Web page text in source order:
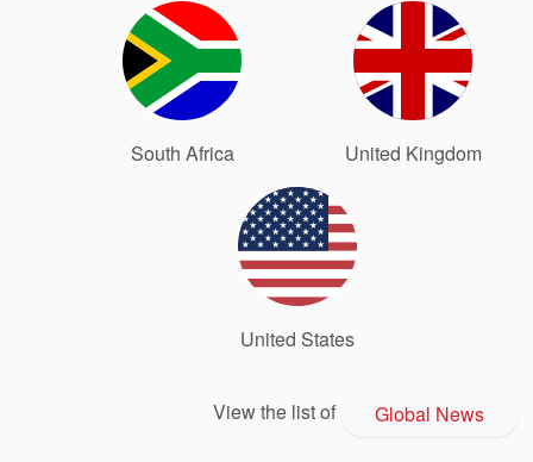
Portal-cliente
Localizaciones
Noticias
South Africa United Kingdom
United States
View the list of Global News